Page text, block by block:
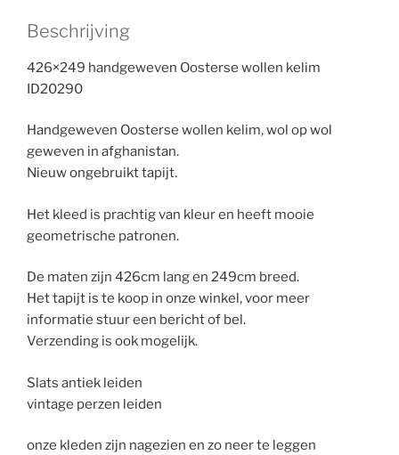
Beschrijving
426×249 handgeweven Oosterse wollen kelim
ID20290
Handgeweven Oosterse wollen kelim, wol op wol
geweven in afghanistan.
Nieuw ongebruikt tapijt.
Het kleed is prachtig van kleur en heeft mooie
geometrische patronen.
De maten zijn 426cm lang en 249cm breed.
Het tapijt is te koop in onze winkel, voor meer
informatie stuur een bericht of bel.
Verzending is ook mogelijk.
Slats antiek leiden
vintage perzen leiden
onze kleden zijn nagezien en zo neer te leggen